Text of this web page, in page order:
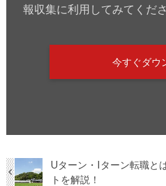
報収集に利用してみてくだ
今すぐダウ
Uターン・Iターン転職と
トを解説！